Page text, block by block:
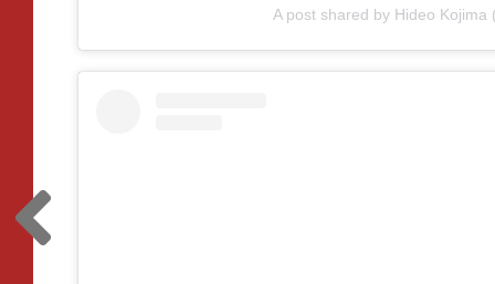
A post shared by Hideo Kojima